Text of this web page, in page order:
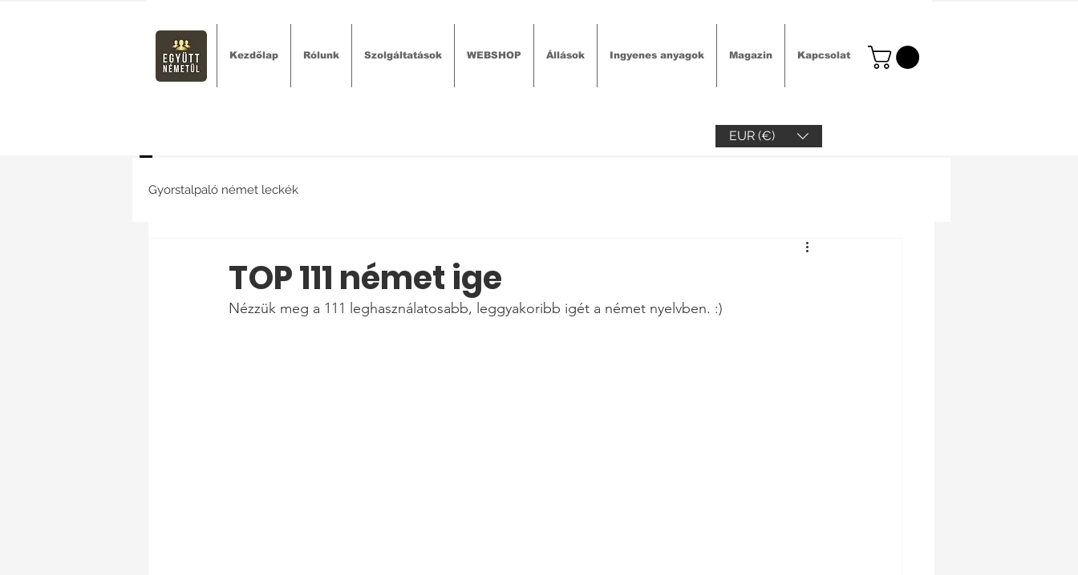
Kezdőlap Rólunk Szolgáltatások WEBSHOP Állások Ingyenes anyagok Magazin Kapcsolat
EUR (€)
Gyorstalpaló német leckék
TOP 111 német ige
Nézzük meg a 111 leghasználatosabb, leggyakoribb igét a német nyelvben. :)